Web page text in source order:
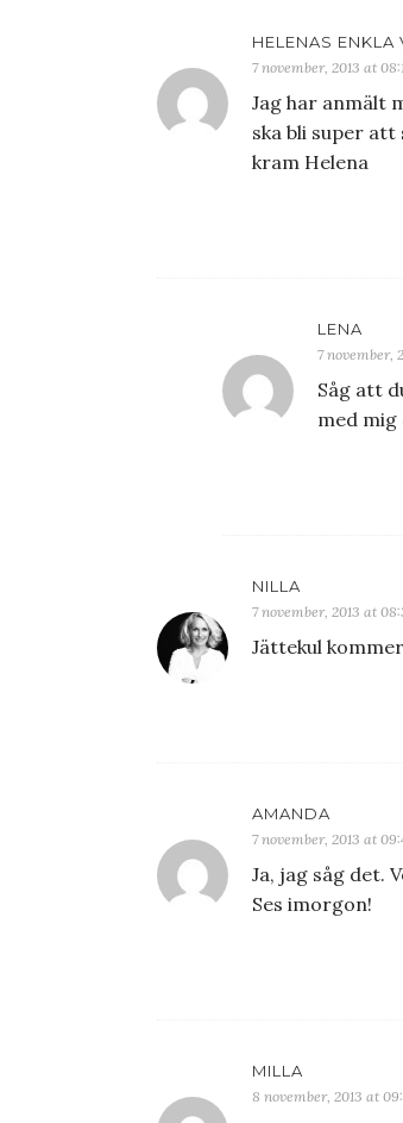
HELENAS ENKLA
7 november, 2013 at
Jag har anmält
ska bli super att
kram Helena
LENA
7 november,
Såg att
med mig
NILLA
7 november, 2013 at
Jättekul
AMANDA
7 november, 2013 at
Ja, jag såg det.
Ses imorgon!
MILLA
8 november, 2013 at